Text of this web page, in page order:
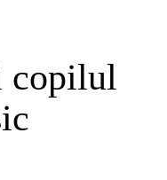
copilul